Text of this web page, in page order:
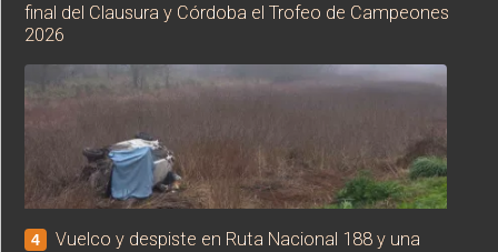
final del Clausura y Córdoba el Trofeo de Campeones
2026
4
Vuelco y despiste en Ruta Nacional 188 y una